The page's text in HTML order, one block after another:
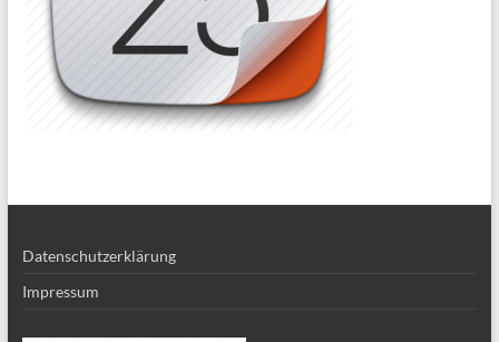
Datenschutzerklärung
Impressum